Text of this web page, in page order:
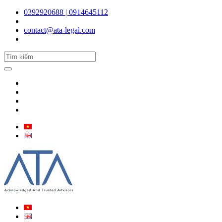
0392920688 | 0914645112
contact@ata-legal.com